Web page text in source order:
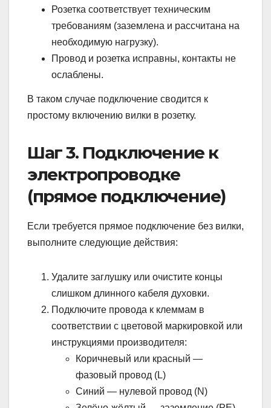
Розетка соответствует техническим
требованиям (заземлена и рассчитана на
необходимую нагрузку).
Провод и розетка исправны, контакты не
ослаблены.
В таком случае подключение сводится к
простому включению вилки в розетку.
Шаг 3. Подключение к
электропроводке
(прямое подключение)
Если требуется прямое подключение без вилки,
выполните следующие действия:
Удалите заглушку или очистите концы
слишком длинного кабеля духовки.
Подключите провода к клеммам в
соответствии с цветовой маркировкой или
инструкциями производителя:
Коричневый или красный —
фазовый провод (L)
Синий — нулевой провод (N)